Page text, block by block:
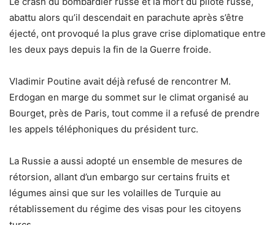
abattu alors qu’il descendait en parachute après s’être
éjecté, ont provoqué la plus grave crise diplomatique entre
les deux pays depuis la fin de la Guerre froide.
Vladimir Poutine avait déjà refusé de rencontrer M.
Erdogan en marge du sommet sur le climat organisé au
Bourget, près de Paris, tout comme il a refusé de prendre
les appels téléphoniques du président turc.
La Russie a aussi adopté un ensemble de mesures de
rétorsion, allant d’un embargo sur certains fruits et
légumes ainsi que sur les volailles de Turquie au
rétablissement du régime des visas pour les citoyens